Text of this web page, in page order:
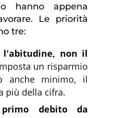
hanno appena
Le priorità
tre:
l'abitudine, non il
un risparmio
anche minimo, il
più della cifra.
debito da